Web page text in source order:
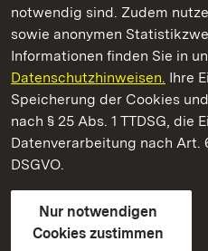
notwendig sind. Zudem
sowie anonymen
Informationen finden Sie in
Datenschutzhinweisen. Ihre
Speicherung der Cookies
nach § 25 Abs. 1 TTDSG,
Datenverarbeitung nach Art.
DSGVO.
Nur notwendigen
Cookies zustimmen
Staatliche Schlösser und Gärten
Staatliche Schlösser und
Kontakt
GebärdenspracheLeichte
Erklärung zur Barrierefreiheit
BITV-konform (geprüfte